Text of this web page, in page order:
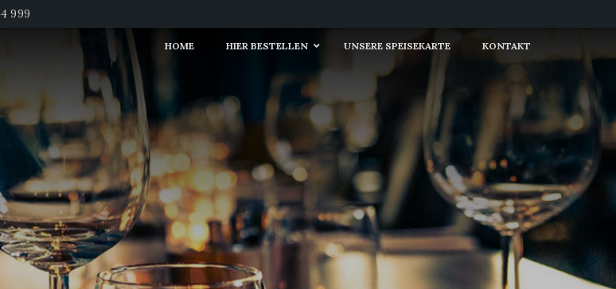
999
HOME HIER BESTELLEN UNSERE SPEISEKARTE KONTAKT